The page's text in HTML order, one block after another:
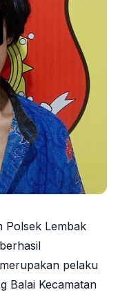
Polsek Lembak
pelaku
Balai Kecamatan